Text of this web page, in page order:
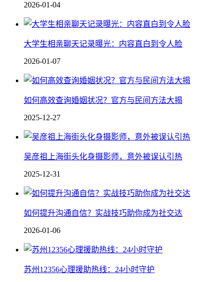
2026-01-04
大学生相亲聊天记录曝光：内容直白到令人脸
2026-01-07
如何高效查询婚姻状况？官方与民间方法大揭
2025-12-27
吴彦祖上海街头化身摄影师，意外被误认引热
2025-12-31
如何提升沟通自信？实战技巧助你成为社交达
2026-01-06
苏州12356心理援助热线：24小时守护